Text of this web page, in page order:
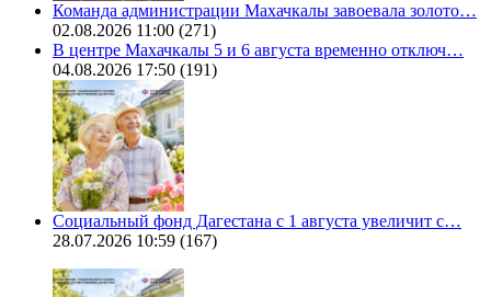
Команда администрации Махачкалы завоевала золото…
02.08.2026 11:00 (271)
В центре Махачкалы 5 и 6 августа временно отключ…
04.08.2026 17:50 (191)
Социальный фонд Дагестана с 1 августа увеличит с…
28.07.2026 10:59 (167)